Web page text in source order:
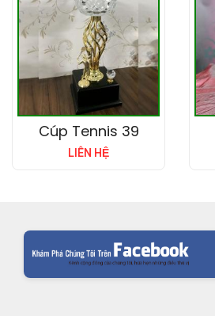
Cúp Tennis 39
LIÊN HỆ